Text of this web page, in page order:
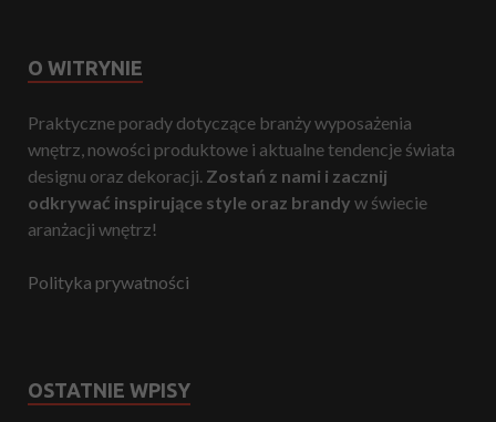
O WITRYNIE
Praktyczne porady dotyczące branży wyposażenia
wnętrz, nowości produktowe i aktualne tendencje świata
designu oraz dekoracji. Zostań z nami i zacznij
odkrywać inspirujące style oraz brandy w świecie
aranżacji wnętrz!
Polityka prywatności
OSTATNIE WPISY